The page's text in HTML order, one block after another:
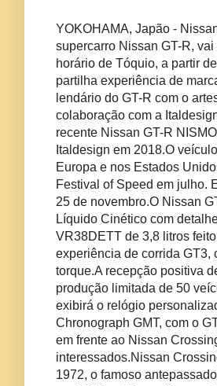
YOKOHAMA, Japão -
supercarro Nissan GT-R,
horário de Tóquio, a partir
partilha experiência de
lendário do GT-R com o
colaboração com a
recente Nissan GT-R
Italdesign em 2018.O
Europa e nos Estados
Festival of Speed ​​em julho.
25 de novembro.O Nissan
Líquido Cinético com
VR38DETT de 3,8 litros
experiência de corrida GT3,
torque.A recepção positiva
produção limitada de 50
exibirá o relógio
Chronograph GMT, com o
em frente ao Nissan
interessados.Nissan
1972, o famoso